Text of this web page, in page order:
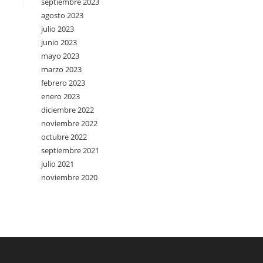
agosto 2023
julio 2023
junio 2023
mayo 2023
marzo 2023
febrero 2023
enero 2023
diciembre 2022
noviembre 2022
octubre 2022
septiembre 2021
julio 2021
noviembre 2020